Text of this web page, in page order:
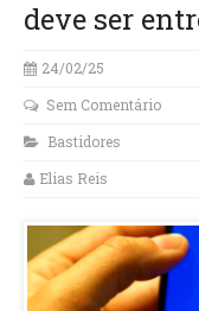
deve ser
24/02/25
Sem Comentário
Bastidores
Elias Reis